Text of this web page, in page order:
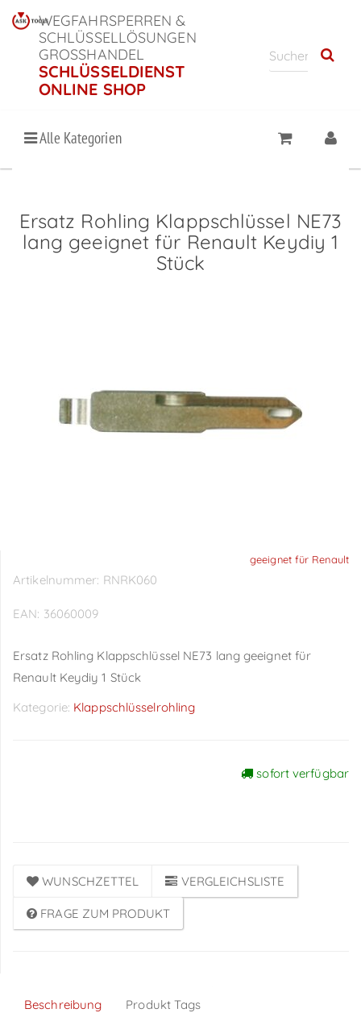
WEGFAHRSPERREN &
SCHLÜSSELLÖSUNGEN
GROSSHANDEL
SCHLÜSSELDIENST
ONLINE SHOP
Alle Kategorien
Ersatz Rohling Klappschlüssel NE73
lang geeignet für Renault Keydiy 1
Stück
geeignet für Renault
Artikelnummer: RNRK060
EAN: 36060009
Ersatz Rohling Klappschlüssel NE73 lang geeignet für
Renault Keydiy 1 Stück
Kategorie: Klappschlüsselrohling
sofort verfügbar
WUNSCHZETTEL VERGLEICHSLISTE
FRAGE ZUM PRODUKT
Beschreibung Produkt Tags